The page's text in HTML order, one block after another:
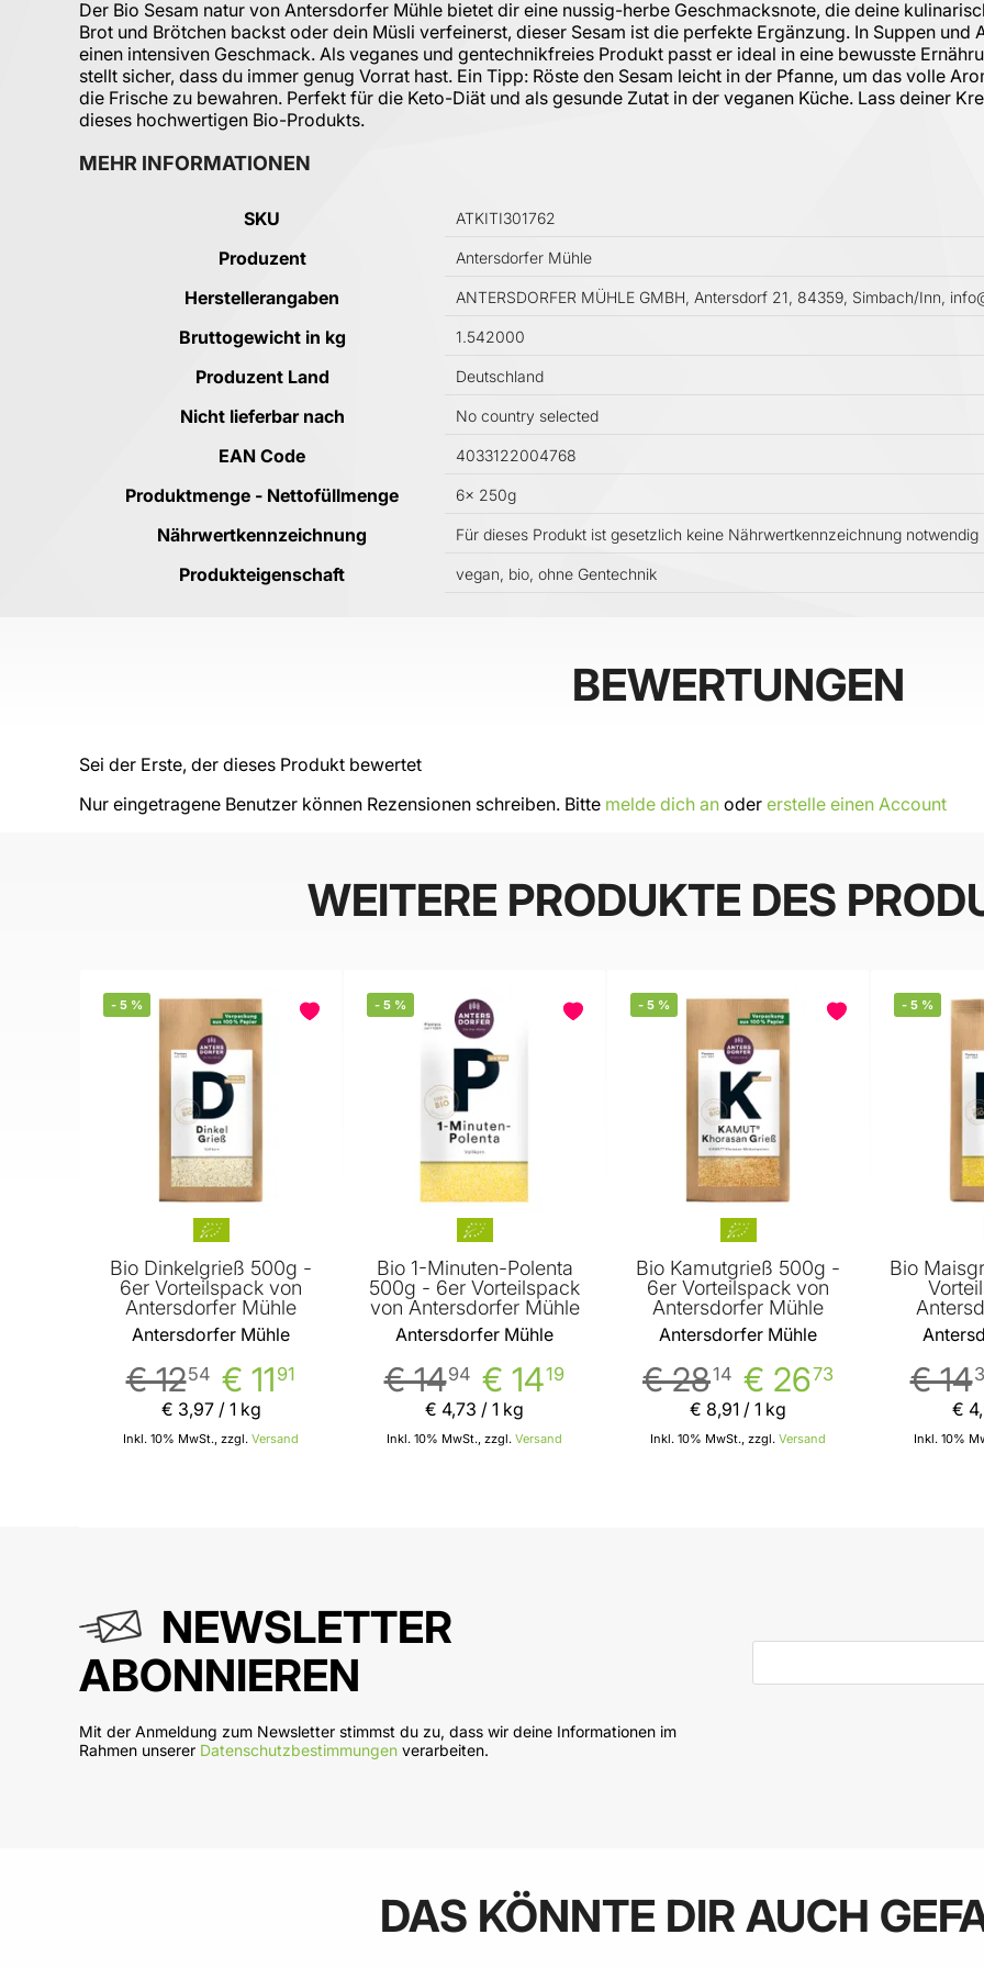
Der Bio Sesam natur von Antersdorfer Mühle bietet dir eine nussig-herbe Geschmacksnote, die deine
Brot und Brötchen backst oder dein Müsli verfeinerst, dieser Sesam ist die perfekte Ergänzung. In Suppen und
einen intensiven Geschmack. Als veganes und gentechnikfreies Produkt passt er ideal in eine bewusste
stellt sicher, dass du immer genug Vorrat hast. Ein Tipp: Röste den Sesam leicht in der Pfanne, um das volle
die Frische zu bewahren. Perfekt für die Keto-Diät und als gesunde Zutat in der veganen Küche. Lass deiner
dieses hochwertigen Bio-Produkts.
MEHR INFORMATIONEN
SKU ATKITI301762
Produzent Antersdorfer Mühle
Herstellerangaben ANTERSDORFER MÜHLE GMBH, Antersdorf 21, 84359, Simbach/Inn,
Bruttogewicht in kg 1.542000
Produzent Land Deutschland
Nicht lieferbar nach No country selected
EAN Code 4033122004768
Produktmenge - Nettofüllmenge 6x 250g
Nährwertkennzeichnung Für dieses Produkt ist gesetzlich keine Nährwertkennzeichnung notwendig
Produkteigenschaft vegan, bio, ohne Gentechnik
BEWERTUNGEN
Sei der Erste, der dieses Produkt bewertet
Nur eingetragene Benutzer können Rezensionen schreiben. Bitte melde dich an oder erstelle einen Account
WEITERE PRODUKTE DES
- 5 %
Bio Dinkelgrieß 500g -
6er Vorteilspack von
Antersdorfer Mühle
Antersdorfer Mühle
€ 11 91
€ 1254
Inkl. 10% MwSt., zzgl. Versand
€ 3,97/ 1 kg
- 5 %
Bio 1-Minuten-Polenta
500g - 6er Vorteilspack
von Antersdorfer Mühle
Antersdorfer Mühle
€ 1419
€ 1494
Inkl. 10% MwSt., zzgl. Versand
€ 4,73 / 1 kg
- 5 %
Bio Kamutgrieß 500g -
6er Vorteilspack von
Antersdorfer Mühle
Antersdorfer Mühle
€ 2673
€ 2814
Inkl. 10% MwSt., zzgl. Versand
€ 8,91 / 1 kg
- 5 %
Bio
€ 14
Inkl. 10%
€ 4,
NEWSLETTER
ABONNIEREN
Mit der Anmeldung zum Newsletter stimmst du zu, dass wir deine Informationen im
Rahmen unserer Datenschutzbestimmungen verarbeiten.
E-Mail-Adresse
DAS KÖNNTE DIR AUCH